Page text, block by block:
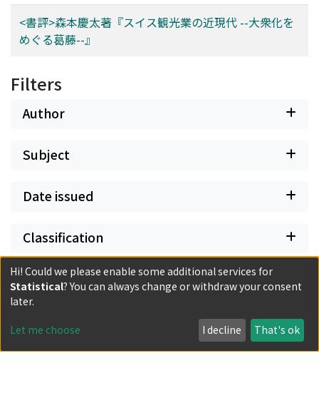
<書評>森本慶太著『スイス観光業の近現代 --大衆化を
めぐる葛藤--』
Filters
Author
Subject
Date issued
Classification
Document Type
Hi! Could we please enable some additional services for
Statistical? You can always change or withdraw your consent
later.
Let me choose I decline That's ok